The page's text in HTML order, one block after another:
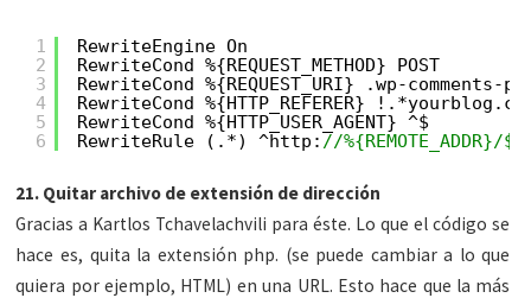
1
2
3
4
5
6
RewriteEngine On
RewriteCond %{REQUEST_METHOD} POST
RewriteCond %{REQUEST_URI} .wp-comments-
RewriteCond %{HTTP_REFERER}
RewriteCond %{HTTP_USER_AGENT} ^$
RewriteRule (.*) ^http: //%{REMOTE_ADDR}/
21. Quitar archivo de extensión de dirección
Gracias a Kartlos Tchavelachvili para éste. Lo que el código se
hace es, quita la extensión php. (se puede cambiar a lo que
quiera por ejemplo, HTML) en una URL. Esto hace que la más